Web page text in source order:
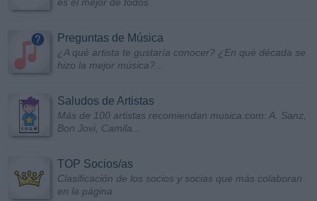
es el mejor de todos
Preguntas de Música
¿A qué artista te gustaría conocer? ¿En qué década se
hizo la mejor música?...
Saludos de Artistas
Más de 100 artistas recomiendan musica.com: A. Sanz,
Bon Jovi, Camila...
TOP Socios/as
Clasificación de los socios y socias que más colaboran
en la página